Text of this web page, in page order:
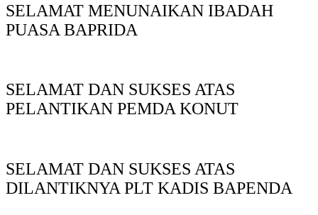
SELAMAT MENUNAIKAN IBADAH
PUASA BAPRIDA
SELAMAT DAN SUKSES ATAS
PELANTIKAN PEMDA KONUT
SELAMAT DAN SUKSES ATAS
DILANTIKNYA PLT KADIS BAPENDA